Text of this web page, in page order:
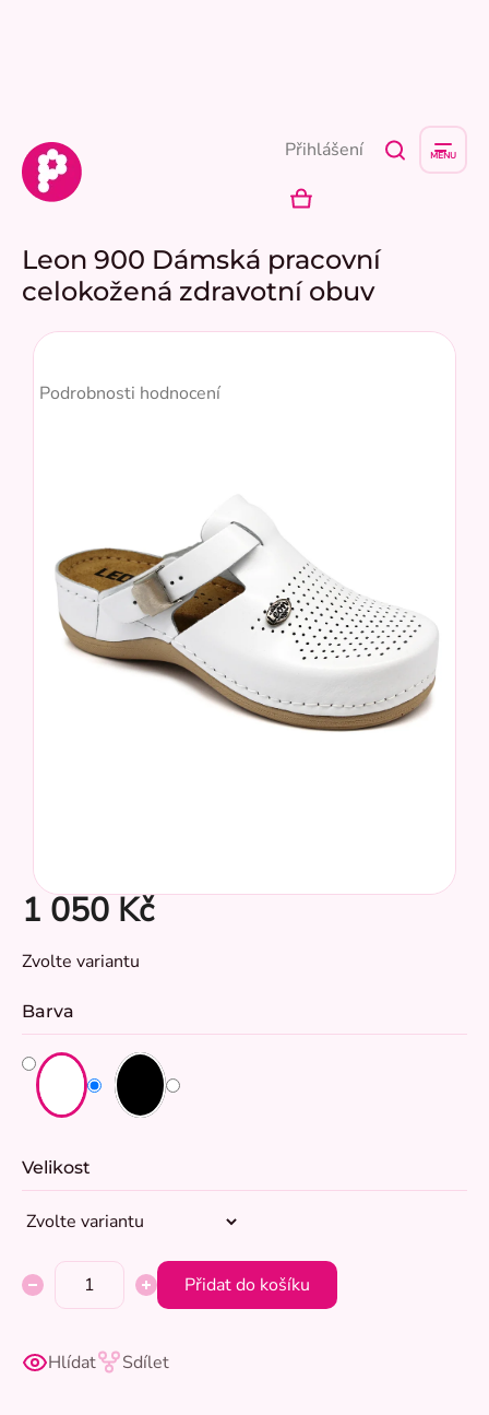
Přihlášení
NÁKUPNÍ
Leon 900 Dámská pracovní
celokožená zdravotní obuv
hodnocení
hvězdiček.
Podrobnosti hodnocení
1 050 Kč
Měrná
Zvolte variantu
Barva
Velikost
Přidat do košíku
Hlídat Sdílet